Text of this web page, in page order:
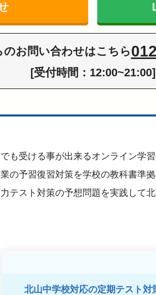
のお問い合わせはこちら
[受付時間：12:00~21:00]
も受ける事が出来るオンライン学
の予習復習対策を学校の教科書準
テスト対策の予想問題を実践して
北山中学校対応の定期テスト対